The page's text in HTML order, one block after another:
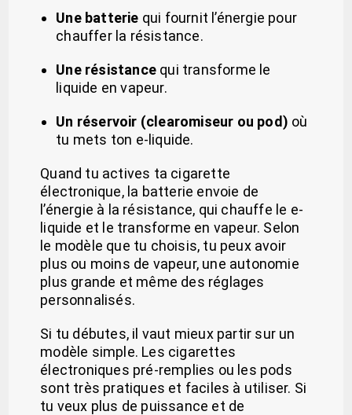
Une batterie qui fournit l’énergie pour
chauffer la résistance.
Une résistance qui transforme le
liquide en vapeur.
Un réservoir (clearomiseur ou pod) où
tu mets ton e-liquide.
Quand tu actives ta cigarette
électronique, la batterie envoie de
l’énergie à la résistance, qui chauffe le e-
liquide et le transforme en vapeur. Selon
le modèle que tu choisis, tu peux avoir
plus ou moins de vapeur, une autonomie
plus grande et même des réglages
personnalisés.
Si tu débutes, il vaut mieux partir sur un
modèle simple. Les cigarettes
électroniques pré-remplies ou les pods
sont très pratiques et faciles à utiliser. Si
tu veux plus de puissance et de